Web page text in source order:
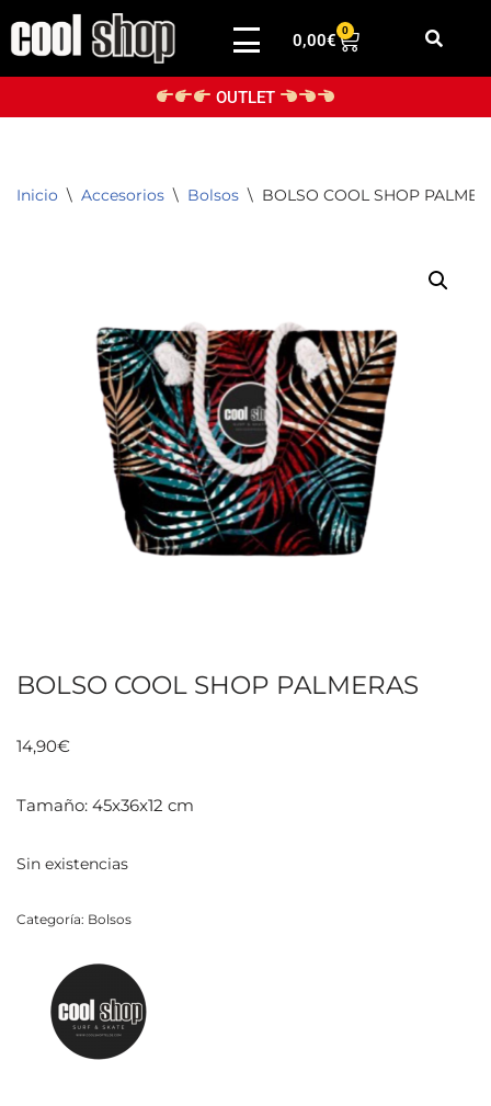
Saltar
0,00€
0
OUTLET
Inicio \ Accesorios \ Bolsos \ BOLSO COOL SHOP
BOLSO COOL SHOP PALMERAS
14,90€
Tamaño: 45x36x12 cm
Sin existencias
Categoría: Bolsos